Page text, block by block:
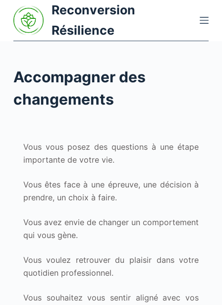
P
a
u
Reconversion
Résilience
Accompagner des
changements
Vous vous posez des questions à une étape
importante de votre vie.
Vous êtes face à une épreuve, une décision à
prendre, un choix à faire.
Vous avez envie de changer un comportement
qui vous gène.
Vous voulez retrouver du plaisir dans votre
quotidien professionnel.
Vous souhaitez vous sentir aligné avec vos